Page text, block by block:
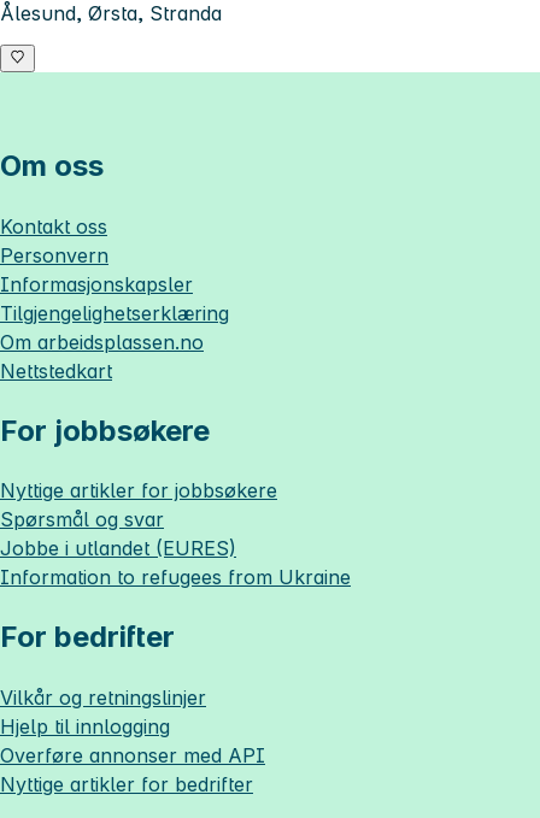
Ålesund, Ørsta, Stranda
Om oss
Kontakt oss
Personvern
Informasjonskapsler
Tilgjengelighetserklæring
Om arbeidsplassen.no
Nettstedkart
For jobbsøkere
Nyttige artikler for jobbsøkere
Spørsmål og svar
Jobbe i utlandet (EURES)
Information to refugees from Ukraine
For bedrifter
Vilkår og retningslinjer
Hjelp til innlogging
Overføre annonser med API
Nyttige artikler for bedrifter